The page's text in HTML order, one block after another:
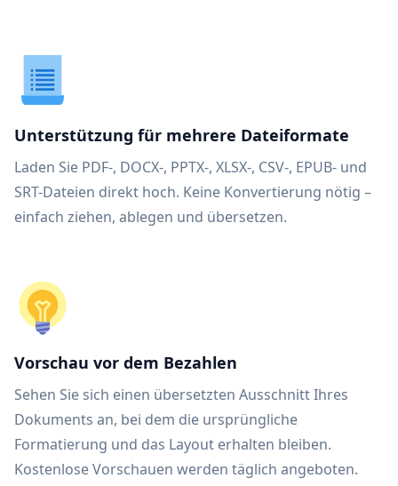
Unterstützung für mehrere Dateiformate
Laden Sie PDF-, DOCX-, PPTX-, XLSX-, CSV-, EPUB- und
SRT-Dateien direkt hoch. Keine Konvertierung nötig –
einfach ziehen, ablegen und übersetzen.
Vorschau vor dem Bezahlen
Sehen Sie sich einen übersetzten Ausschnitt Ihres
Dokuments an, bei dem die ursprüngliche
Formatierung und das Layout erhalten bleiben.
Kostenlose Vorschauen werden täglich angeboten.